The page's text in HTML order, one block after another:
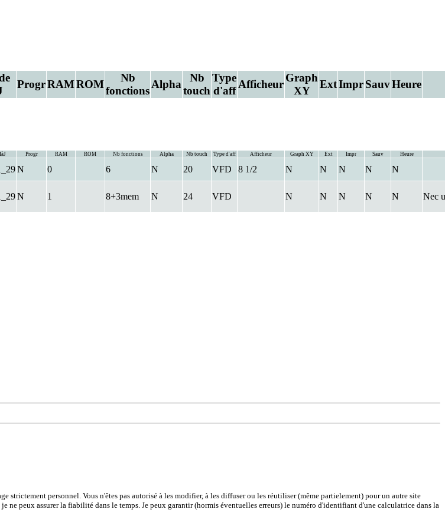
ProgrRAMROM
Nb
fonctions
Alpha
Nb
touch
Type
d'aff
Afficheur
Graph
XY
ExtImprSauvHeure
Progr RAM ROM Nb fonctions Alpha Nb touch Type d'aff Afficheur Graph XY Ext Impr Sauv Heure
N 0 6 N 20 VFD 8 1/2 N N N N N
N 1 8+3mem N 24 VFD N N N N N Nec
strictement personnel. Vous n'êtes pas autorisé à les modifier, à les diffuser ou les réutiliser (même partielement) pour un autre site
peux assurer la fiabilité dans le temps. Je peux garantir (hormis éventuelles erreurs) le numéro d'identifiant d'une calculatrice dans la